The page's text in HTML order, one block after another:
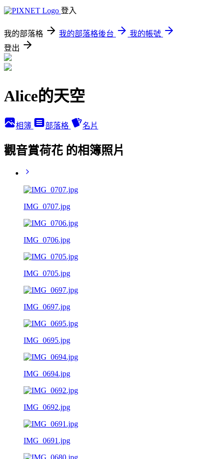
登入
我的部落格 我的部落格後台
我的帳號
登出
Alice的天空
相簿 部落格 名片
觀音賞荷花 的相簿照片
IMG_0707.jpg
IMG_0706.jpg
IMG_0705.jpg
IMG_0697.jpg
IMG_0695.jpg
IMG_0694.jpg
IMG_0692.jpg
IMG_0691.jpg